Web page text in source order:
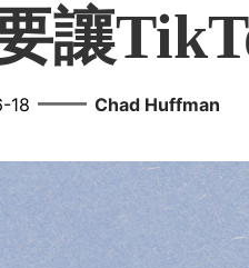
讓
18 —— Chad Huffman